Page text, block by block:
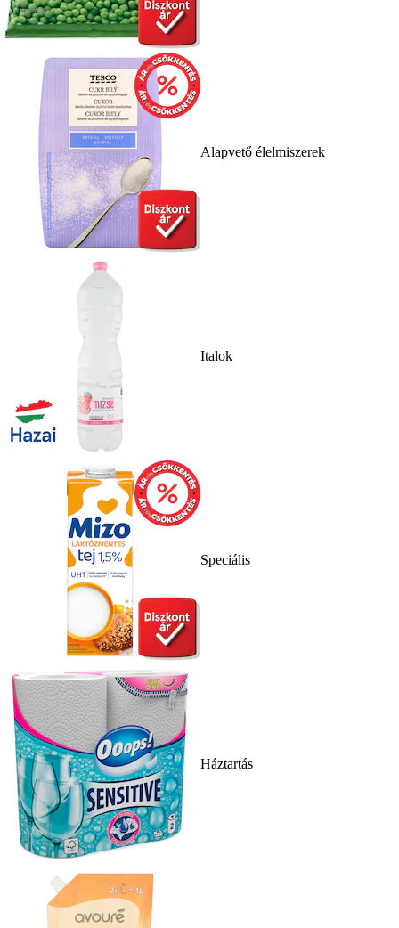
Alapvető élelmiszerek
Italok
Speciális
Háztartás